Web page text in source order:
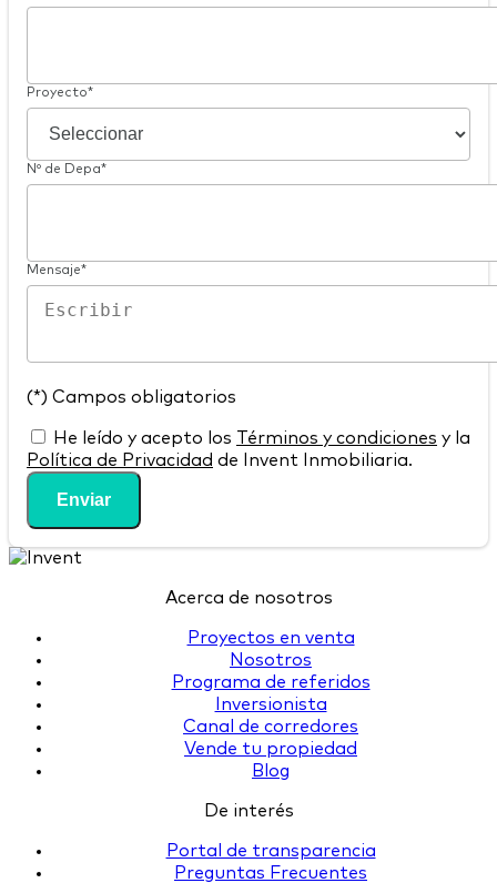
Proyecto*
Nº de Depa*
Mensaje*
(*) Campos obligatorios
He leído y acepto los Términos y condiciones y la
Política de Privacidad de Invent Inmobiliaria.
Enviar
Acerca de nosotros
Proyectos en venta
Nosotros
Programa de referidos
Inversionista
Canal de corredores
Vende tu propiedad
Blog
De interés
Portal de transparencia
Preguntas Frecuentes